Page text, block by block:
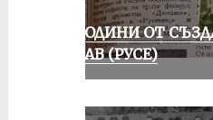
70 ГОДИНИ ОТ
ДУНАВ (РУСЕ)